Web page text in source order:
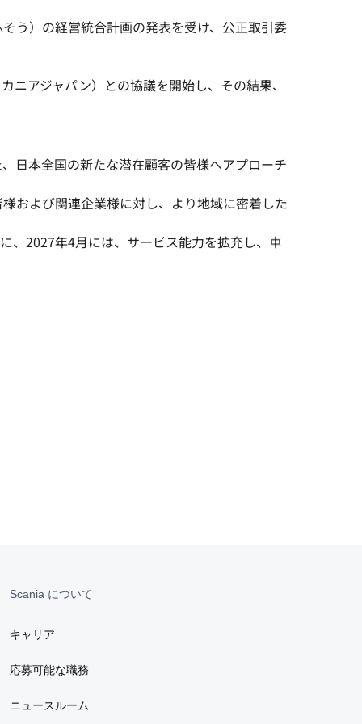
う）の経営統合計画の発表を受け、公正取引委
アジャパン）との協議を開始し、その結果、
日本全国の新たな潜在顧客の皆様へアプローチ
および関連企業様に対し、より地域に密着した
、2027年4月には、サービス能力を拡充し、車
Scania について
キャリア
応募可能な職務
ニュースルーム